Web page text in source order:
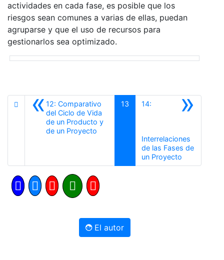
actividades en cada fase, es posible que los
riesgos sean comunes a varias de ellas, puedan
agruparse y que el uso de recursos para
gestionarlos sea optimizado.
«12: Comparativo
del Ciclo de Vida
de un Producto y
de un Proyecto
13 »
14:
Interrelaciones
de las Fases de
un Proyecto
El autor